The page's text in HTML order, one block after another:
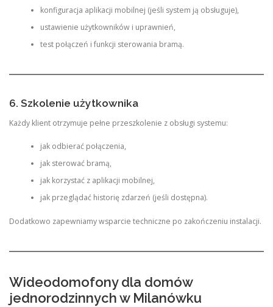
konfiguracja aplikacji mobilnej (jeśli system ją obsługuje),
ustawienie użytkowników i uprawnień,
test połączeń i funkcji sterowania bramą.
6. Szkolenie użytkownika
Każdy klient otrzymuje pełne przeszkolenie z obsługi systemu:
jak odbierać połączenia,
jak sterować bramą,
jak korzystać z aplikacji mobilnej,
jak przeglądać historię zdarzeń (jeśli dostępna).
Dodatkowo zapewniamy wsparcie techniczne po zakończeniu instalacji.
Wideodomofony dla domów
jednorodzinnych w Milanówku